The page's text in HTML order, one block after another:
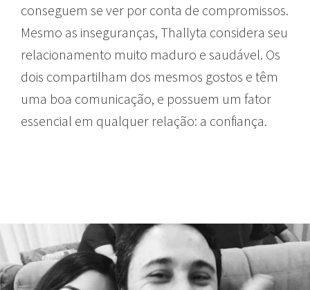
conseguem se ver por conta de compromissos.
Mesmo as inseguranças, Thallyta considera seu
relacionamento muito maduro e saudável. Os
dois compartilham dos mesmos gostos e têm
uma boa comunicação, e possuem um fator
essencial em qualquer relação: a confiança.